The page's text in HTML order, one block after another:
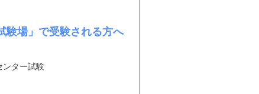
験場」で受験される方へ
ンター試験